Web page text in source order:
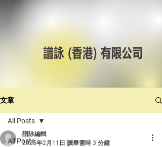
文章
All Posts
All Posts
譜詠編輯
2025年2月11日 讀畢需時 3 分鐘